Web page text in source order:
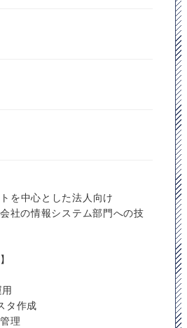
を中心とした法人向け
社の情報システム部門への技
タ作成
理